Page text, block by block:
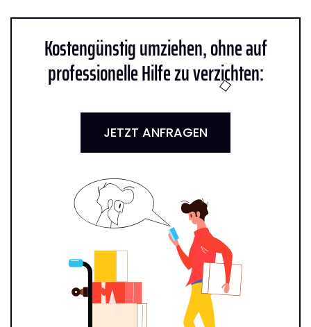
Kostengünstig umziehen, ohne auf
professionelle Hilfe zu verzichten:
JETZT ANFRAGEN